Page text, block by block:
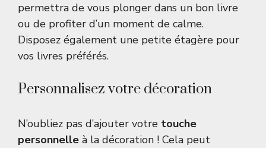
permettra de vous plonger dans un bon livre
ou de profiter d’un moment de calme.
Disposez également une petite étagère pour
vos livres préférés.
Personnalisez votre décoration
N’oubliez pas d’ajouter votre touche
personnelle à la décoration ! Cela peut